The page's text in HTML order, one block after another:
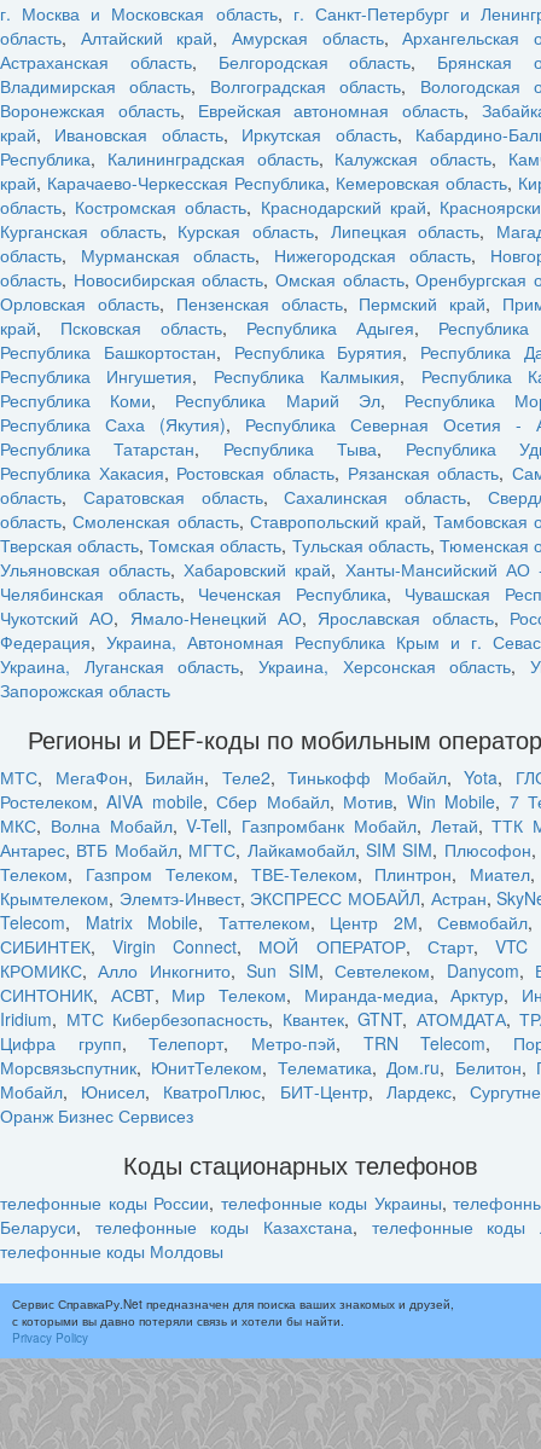
г. Москва и Московская область, г. Санкт-Петербург и
область, Алтайский край,Амурская область,Архангельская
Астраханская область, Белгородская область, Брянская
Владимирская область, Волгоградская область, Вологодская
Воронежская область, Еврейская автономная область,
край, Ивановская область, Иркутская область, Кабардино-
Республика, Калининградская область, Калужская область,
край, Карачаево-Черкесская Республика, Кемеровская область,
область, Костромская область, Краснодарский край,
Курганская область, Курская область, Липецкая область,
область, Мурманская область, Нижегородская область,
область, Новосибирская область,Омская область,Оренбургская
Орловская область, Пензенская область, Пермский край,
край, Псковская область, Республика Адыгея,
Республика Башкортостан, Республика Бурятия, Республика
Республика Ингушетия, Республика Калмыкия, Республика
Республика Коми, Республика Марий Эл, Республика
Республика Саха (Якутия), Республика Северная Осетия -
Республика Татарстан, Республика Тыва, Республика
Республика Хакасия, Ростовская область, Рязанская область,
область, Саратовская область,Сахалинская область,
область,Смоленская область,Ставропольский край, Тамбовская
Тверская область,Томская область, Тульская область, Тюменская
Ульяновская область,Хабаровский край, Ханты-Мансийский
Челябинская область, Чеченская Республика, Чувашская
Чукотский АО, Ямало-Ненецкий АО, Ярославская область,
Федерация, Украина, Автономная Республика Крым и г.
Украина, Луганская область,Украина, Херсонская область,
Запорожская область
Регионы и DEF-коды по мобильным
МТС, МегаФон, Билайн, Теле2,Тинькофф Мобайл,Yota,
Ростелеком,AIVA mobile,Сбер Мобайл, Мотив, Win Mobile, 7
МКС, Волна Мобайл,V-Tell, Газпромбанк Мобайл, Летай,ТТК
Антарес, ВТБ Мобайл, МГТС, Лайкамобайл, SIM SIM, Плюсофон,
Телеком, Газпром Телеком, ТВЕ-Телеком, Плинтрон, Миател
Крымтелеком, Элемтэ-Инвест, ЭКСПРЕСС МОБАЙЛ, Астран,
Telecom, Matrix Mobile, Таттелеком, Центр 2М,Севмобайл
СИБИНТЕК,Virgin Connect, МОЙ ОПЕРАТОР, Старт, VTC
КРОМИКС,Алло Инкогнито,Sun SIM,Севтелеком, Danycom,
СИНТОНИК, АСВТ, Мир Телеком, Миранда-медиа,Арктур,
Iridium, МТС Кибербезопасность, Квантек, GTNT, АТОМДАТА,
Цифра групп,Телепорт, Метро-пэй, TRN Telecom,
Морсвязьспутник, ЮнитТелеком, Телематика,Дом.ru, Белитон,
Мобайл, Юнисел, КватроПлюс, БИТ-Центр, Лардекс,
Оранж Бизнес Сервисез
Коды стационарных телефонов
телефонные коды России, телефонные коды Украины,
Беларуси, телефонные коды Казахстана, телефонные коды
телефонные коды Молдовы
Сервис СправкаРу.Net предназначен для поиска ваших знакомых и друзей,
с которыми вы давно потеряли связь и хотели бы найти.
Privacy Policy